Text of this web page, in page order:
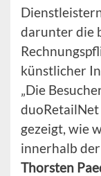
darunter die
künstlicher
„Die
gezeigt, wie
innerhalb
Thorsten